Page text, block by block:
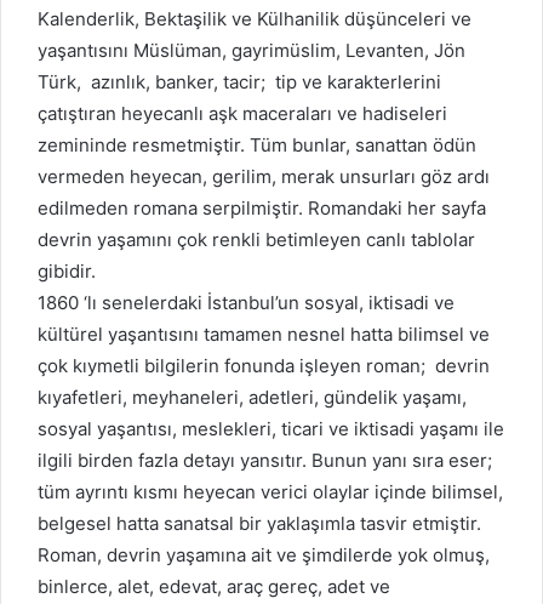
Kalenderlik, Bektaşilik ve Külhanilik düşünceleri ve
yaşantısını Müslüman, gayrimüslim, Levanten, Jön
Türk, azınlık, banker, tacir; tip ve karakterlerini
çatıştıran heyecanlı aşk maceraları ve hadiseleri
zemininde resmetmiştir. Tüm bunlar, sanattan ödün
vermeden heyecan, gerilim, merak unsurları göz ardı
edilmeden romana serpilmiştir. Romandaki her sayfa
devrin yaşamını çok renkli betimleyen canlı tablolar
gibidir.
1860 ‘lı senelerdaki İstanbul’un sosyal, iktisadi ve
kültürel yaşantısını tamamen nesnel hatta bilimsel ve
çok kıymetli bilgilerin fonunda işleyen roman; devrin
kıyafetleri, meyhaneleri, adetleri, gündelik yaşamı,
sosyal yaşantısı, meslekleri, ticari ve iktisadi yaşamı ile
ilgili birden fazla detayı yansıtır. Bunun yanı sıra eser;
tüm ayrıntı kısmı heyecan verici olaylar içinde bilimsel,
belgesel hatta sanatsal bir yaklaşımla tasvir etmiştir.
Roman, devrin yaşamına ait ve şimdilerde yok olmuş,
binlerce, alet, edevat, araç gereç, adet ve